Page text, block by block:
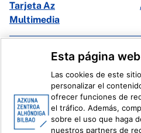
Tarjeta Az
Multimedia
Facebook
Información legal Sistema
Esta página
Las cookies de este
personalizar el
ofrecer funciones de
el tráfico. Además,
sobre el uso que haga
nuestros partners de